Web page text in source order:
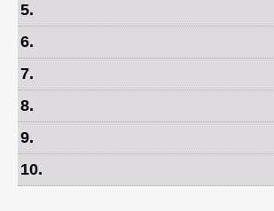
5.
6.
7.
8.
9.
10.